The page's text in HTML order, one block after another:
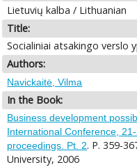
Lietuvių kalba / Lithuanian
Title:
Socialiniai atsakingo verslo
Authors:
Navickaitė, Vilma
In the Book:
Business development
International Conference,
proceedings. Pt. 2. P. 359-
University, 2006